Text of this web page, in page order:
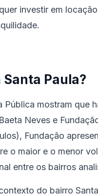
investir em
Paula?
mostram que
Neves e
Fundação
o maior e o menor
entre os bairros
do bairro